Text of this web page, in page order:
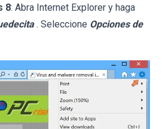
8: Abra Internet Explorer y haga
. Seleccione Opciones de